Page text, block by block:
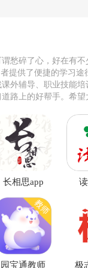
愁碎了心，好在有不
提供了便捷的学习途
外辅导、职业技能培
路上的好帮手。希望
长相思app
园宝通教师 极